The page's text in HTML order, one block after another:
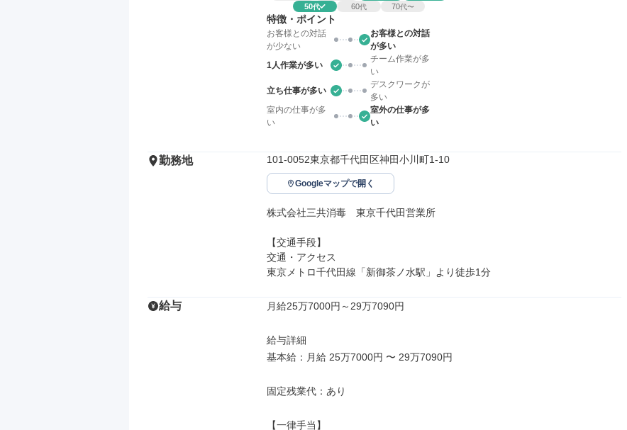
50代 60代 70代〜
特徴・ポイント
お客様との対話
が少ない
お客様との対話
が多い
1人作業が多い
チーム作業が多
い
立ち仕事が多い
デスクワークが
多い
室内の仕事が多
い
室外の仕事が多
い
勤務地 101-0052東京都千代田区神田小川町1-10
Googleマップで開く
株式会社三共消毒　東京千代田営業所
【交通手段】
交通・アクセス
東京メトロ千代田線「新御茶ノ水駅」より徒歩1分
給与 月給25万7000円～29万7090円
給与詳細
基本給：月給 25万7000円 〜 29万7090円
固定残業代：あり
【一律手当】